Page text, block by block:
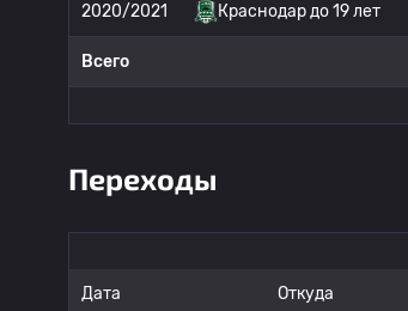
2020/2021 Краснодар до 19 лет
Всего
Переходы
Дата Откуда